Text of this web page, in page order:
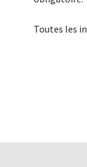
Toutes les